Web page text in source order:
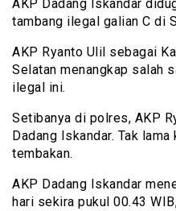
AKP Dadang Iskandar
tambang ilegal galian C di
AKP Ryanto Ulil sebagai
Selatan menangkap salah
ilegal ini.
Setibanya di polres, AKP
Dadang Iskandar. Tak
tembakan.
AKP Dadang Iskandar
hari sekira pukul 00.43